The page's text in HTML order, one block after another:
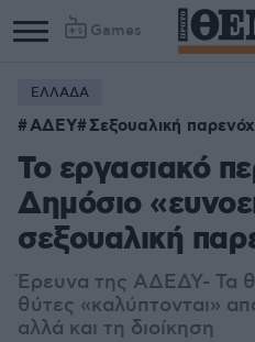
Games
ΕΛΛΑΔΑ
ΑΔΕΥ Σεξουαλική
To εργασιακό
Δημόσιο
σεξουαλική
Έρευνα της ΑΔΕΔΥ- Τα
θύτες «καλύπτονται»
αλλά και τη διοίκηση